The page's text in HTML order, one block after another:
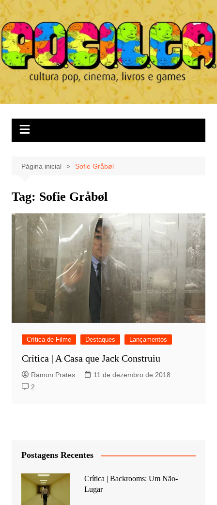
Ir
para
o
conteúdo
Página inicial Sofie Gråbøl
Tag: Sofie Gråbøl
Crítica de Filme Destaques Lançamentos
Crítica | A Casa que Jack Construiu
Ramon Prates
11 de dezembro de 2018
2
Postagens Recentes
Crítica | Backrooms: Um Não-
Lugar